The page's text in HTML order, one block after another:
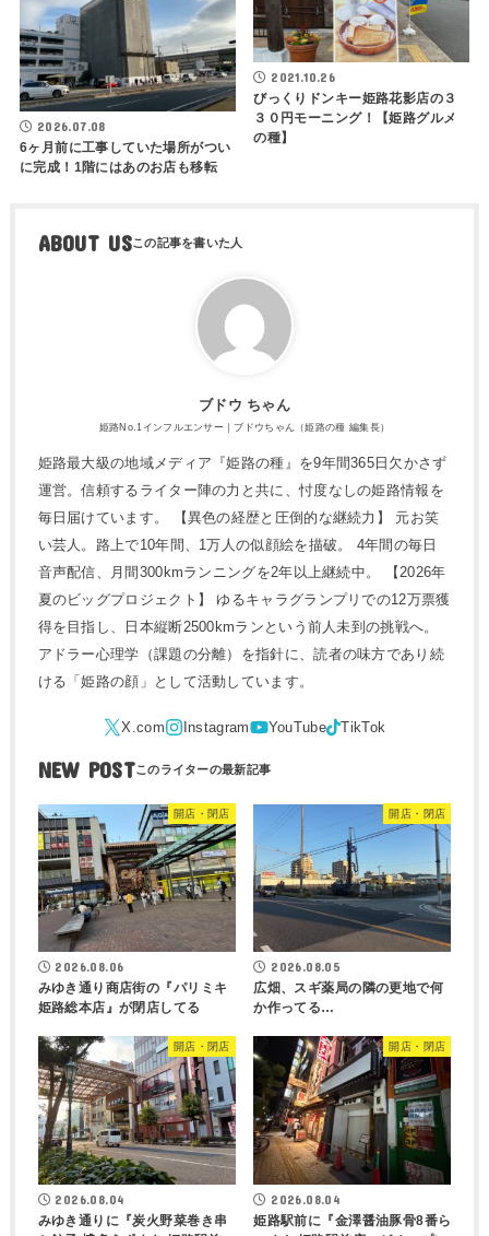
2026.07.08
6ヶ月前に工事していた場所がつい
に完成！1階にはあのお店も移転
2021.10.26
びっくりドンキー姫路花影店の３
３０円モーニング！【姫路グルメ
の種】
ABOUT US
ブドウ ちゃん
姫路No.1インフルエンサー｜ブドウちゃん（姫路の種 編集長）
姫路最大級の地域メディア『姫路の種』を9年間365日欠かさず
運営。信頼するライター陣の力と共に、忖度なしの姫路情報を
毎日届けています。 【異色の経歴と圧倒的な継続力】 元お笑
い芸人。路上で10年間、1万人の似顔絵を描破。 4年間の毎日
音声配信、月間300kmランニングを2年以上継続中。 【2026年
夏のビッグプロジェクト】 ゆるキャラグランプリでの12万票獲
得を目指し、日本縦断2500kmランという前人未到の挑戦へ。
アドラー心理学（課題の分離）を指針に、読者の味方であり続
ける「姫路の顔」として活動しています。
NEW POST
開店・閉店
2026.08.06
みゆき通り商店街の『パリミキ
姫路総本店』が閉店してる
開店・閉店
2026.08.05
広畑、スギ薬局の隣の更地で何
か作ってる…
開店・閉店
2026.08.04
みゆき通りに『炭火野菜巻き串
開店・閉店
2026.08.04
姫路駅前に『金澤醤油豚骨8番ら